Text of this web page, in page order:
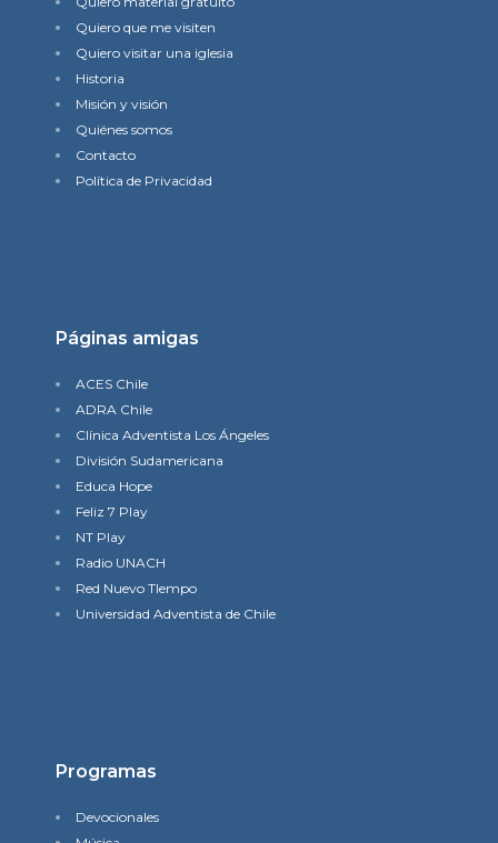
Quiero que me visiten
Quiero visitar una iglesia
Historia
Misión y visión
Quiénes somos
Contacto
Política de Privacidad
Páginas amigas
ACES Chile
ADRA Chile
Clínica Adventista Los Ángeles
División Sudamericana
Educa Hope
Feliz 7 Play
NT Play
Radio UNACH
Red Nuevo TIempo
Universidad Adventista de Chile
Programas
Devocionales